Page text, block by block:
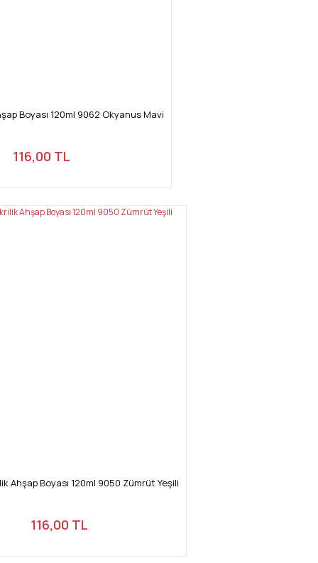
Boyası 120ml 9062 Okyanus Mavi
116,00 TL
Ahşap Boyası 120ml 9050 Zümrüt Yeşili
116,00 TL